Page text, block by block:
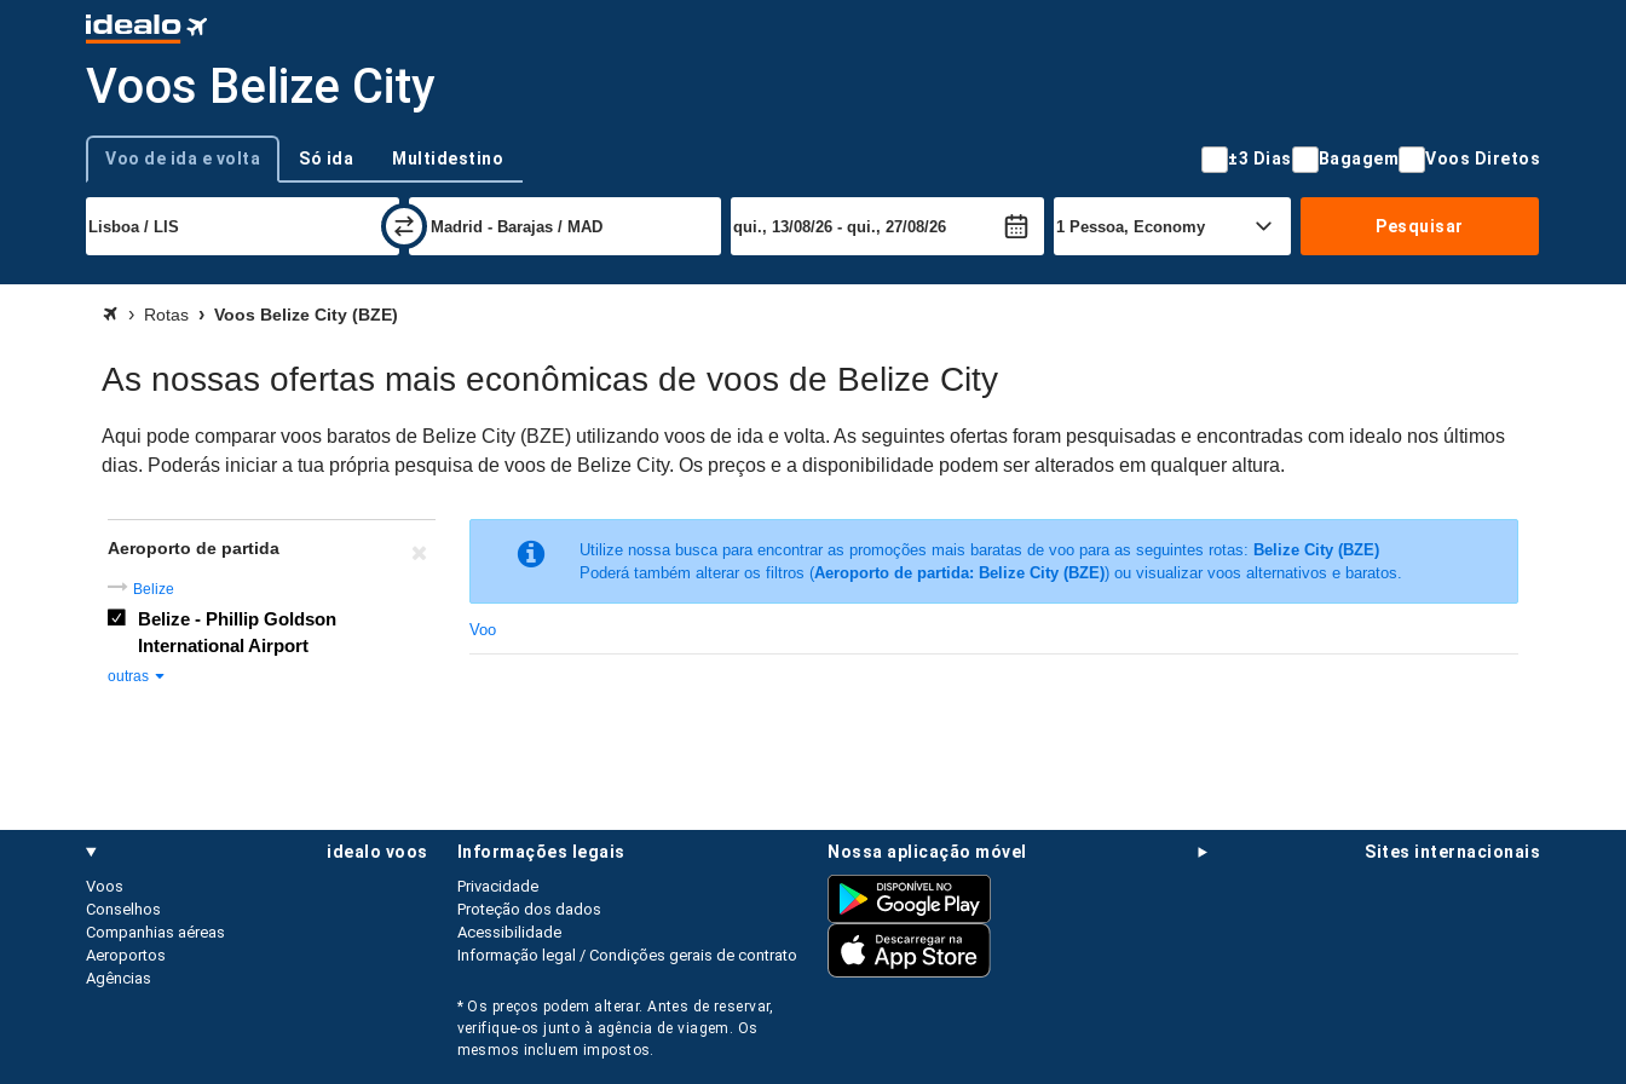
Voos Belize City
Tipo de viagem
Voo de ida e volta Só ida Multidestino ±3 Dias Bagagem Voos Diretos
Pesquisar
Rotas Voos Belize City (BZE)
As nossas ofertas mais econômicas de voos de Belize City
Aqui pode comparar voos baratos de Belize City (BZE) utilizando voos de ida e volta. As seguintes ofertas foram pesquisadas e encontradas com idealo nos últimos
dias. Poderás iniciar a tua própria pesquisa de voos de Belize City. Os preços e a disponibilidade podem ser alterados em qualquer altura.
Utilize nossa busca para encontrar as promoções mais baratas de voo para as seguintes rotas: Belize City (BZE)
Poderá também alterar os filtros (Aeroporto de partida: Belize City (BZE)) ou visualizar voos alternativos e baratos.
Voo
Aeroporto de partida
Belize
Belize - Phillip Goldson
International Airport
outras
idealo voos
Voos
Conselhos
Companhias aéreas
Aeroportos
Agências
sites internacionais
nossa aplicação móvel
informações legais
Privacidade
Proteção dos dados
Acessibilidade
Informação legal / Condições gerais de contrato
* Os preços podem alterar. Antes de reservar,
verifique-os junto à agência de viagem. Os
mesmos incluem impostos.